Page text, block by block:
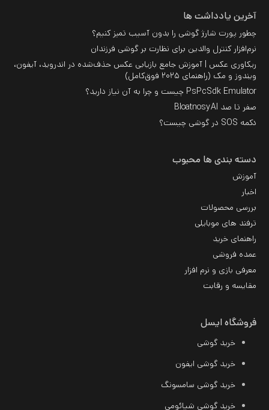
آخرین یادداشت ها
چطور پورت شارژ گوشی را بدون آسیب تمیز کنیم؟
نرم‌افزار کنترل والدین برای نظارت بر گوشی فرزندان
ریکاوری عکس | آموزش جامع بازیابی عکس حذف‌شده در اندروید، آیفون،
ویندوز و مک (راهنمای ۲۰۲۵ فوق‌کامل)
PsPcSdk Emulator چیست و چرا به آن نیاز دارید؟
صفر تا صد BloatnosyAI
دکمه SOS در گوشی چیست؟
دسته بندی ها محبوب
آموزش
اخبار
بررسی محصولات
ترفند های موبایلی
راهنمای خرید
عمده فروشی
معرفی بازی و نرم افزار
مقایسه و رقابت
فروشگاه ایسل
خرید گوشی
خرید گوشی ایفون
خرید گوشی سامسونگ
خریدگوشی شیائومی